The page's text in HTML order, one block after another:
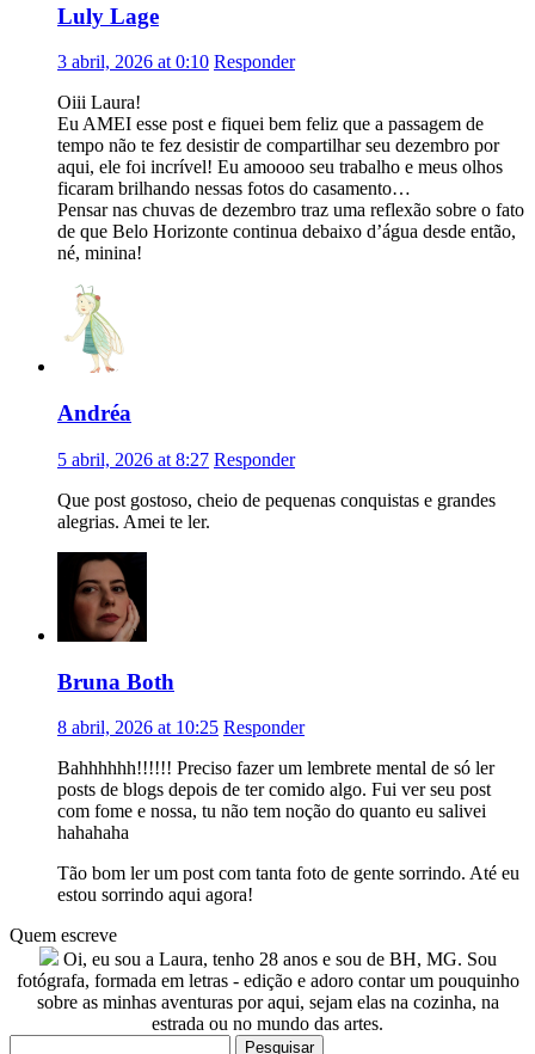
Luly Lage
3 abril, 2026 at 0:10 Responder
Oiii Laura!
Eu AMEI esse post e fiquei bem feliz que a passagem de
tempo não te fez desistir de compartilhar seu dezembro por
aqui, ele foi incrível! Eu amoooo seu trabalho e meus olhos
ficaram brilhando nessas fotos do casamento…
Pensar nas chuvas de dezembro traz uma reflexão sobre o fato
de que Belo Horizonte continua debaixo d’água desde então,
né, minina!
Andréa
5 abril, 2026 at 8:27 Responder
Que post gostoso, cheio de pequenas conquistas e grandes
alegrias. Amei te ler.
Bruna Both
8 abril, 2026 at 10:25 Responder
Bahhhhhh!!!!!! Preciso fazer um lembrete mental de só ler
posts de blogs depois de ter comido algo. Fui ver seu post
com fome e nossa, tu não tem noção do quanto eu salivei
hahahaha
Tão bom ler um post com tanta foto de gente sorrindo. Até eu
estou sorrindo aqui agora!
Quem escreve
Oi, eu sou a Laura, tenho 28 anos e sou de BH, MG. Sou
fotógrafa, formada em letras - edição e adoro contar um pouquinho
sobre as minhas aventuras por aqui, sejam elas na cozinha, na
estrada ou no mundo das artes.